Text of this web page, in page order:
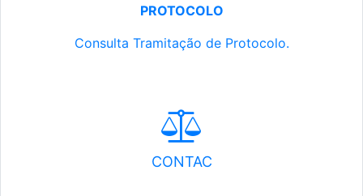
PROTOCOLO
Consulta Tramitação de Protocolo.
CONTAC